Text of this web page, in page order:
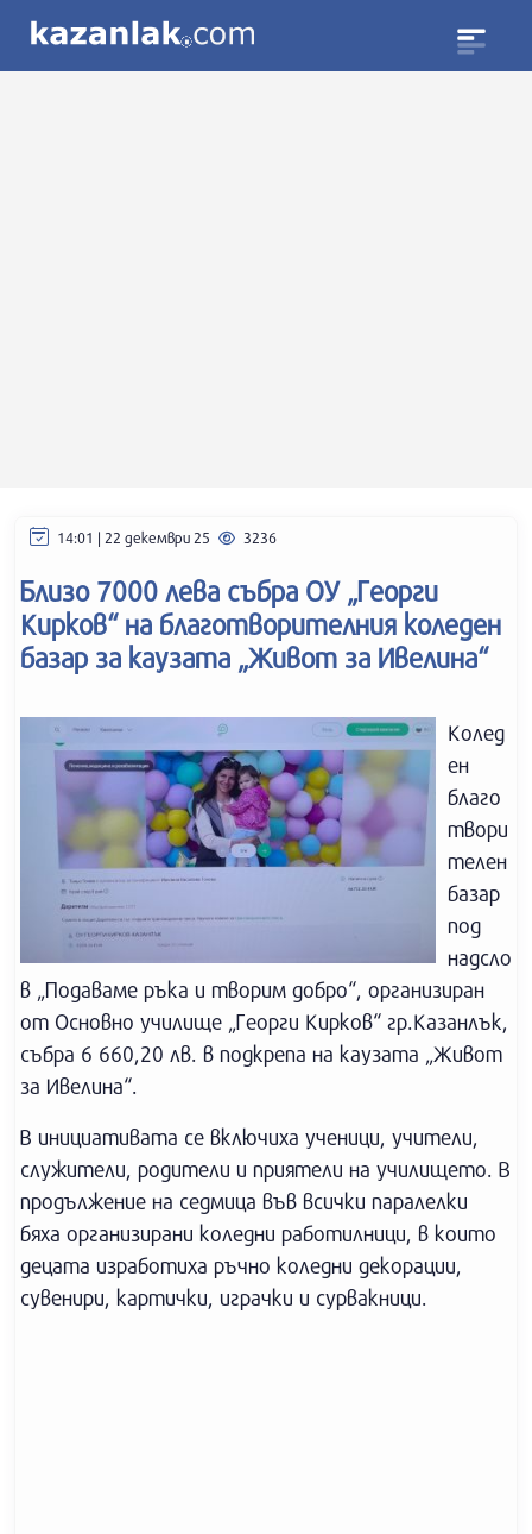
14:01 | 22 декември 25 3236
Близо 7000 лева събра ОУ „Георги
Кирков“ на благотворителния коледен
базар за каузата „Живот за Ивелина“
Колед
ен
благо
твори
телен
базар
под
надсло
в „Подаваме ръка и творим добро“, организиран
от Основно училище „Георги Кирков“ гр.Казанлък,
събра 6 660,20 лв. в подкрепа на каузата „Живот
за Ивелина“.
В инициативата се включиха ученици, учители,
служители, родители и приятели на училището. В
продължение на седмица във всички паралелки
бяха организирани коледни работилници, в които
децата изработиха ръчно коледни декорации,
сувенири, картички, играчки и сурвакници.